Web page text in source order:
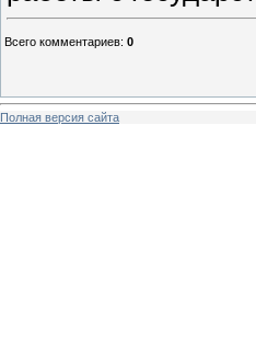
Всего комментариев: 0
Полная версия сайта